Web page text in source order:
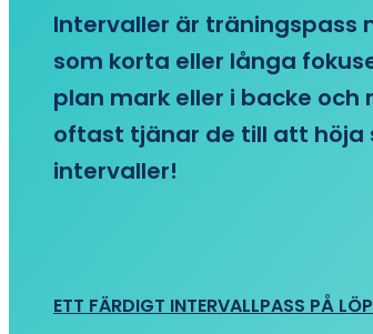
Intervaller är träningspass
som korta eller långa
plan mark eller i backe
oftast tjänar de till att höja
intervaller!
ETT FÄRDIGT INTERVALLPASS PÅ